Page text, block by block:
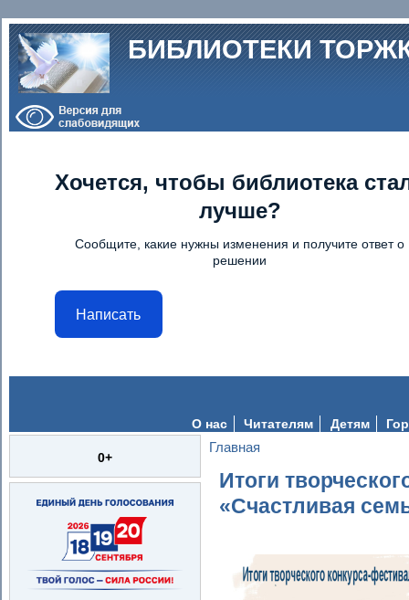
Перейти к основному содержанию
БИБЛИОТЕКИ
Хочется, чтобы библиотека
лучше?
Сообщите, какие нужны изменения и получите ответ о
решении
Написать
О нас Читателям Детям
0+ Вы здесь
Главная
Итоги
«Счастливая